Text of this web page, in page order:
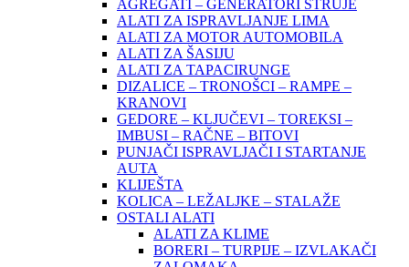
AGREGATI – GENERATORI STRUJE
ALATI ZA ISPRAVLJANJE LIMA
ALATI ZA MOTOR AUTOMOBILA
ALATI ZA ŠASIJU
ALATI ZA TAPACIRUNGE
DIZALICE – TRONOŠCI – RAMPE –
KRANOVI
GEDORE – KLJUČEVI – TOREKSI –
IMBUSI – RAČNE – BITOVI
PUNJAČI ISPRAVLJAČI I STARTANJE
AUTA
KLIJEŠTA
KOLICA – LEŽALJKE – STALAŽE
OSTALI ALATI
ALATI ZA KLIME
BORERI – TURPIJE – IZVLAKAČI